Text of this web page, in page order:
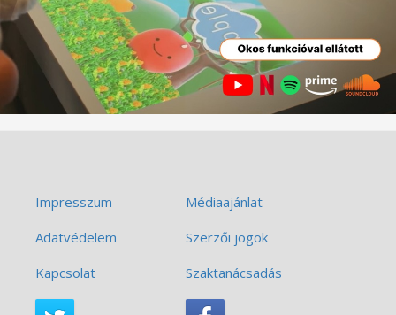
Impresszum
Médiaajánlat
Adatvédelem
Szerzői jogok
Kapcsolat
Szaktanácsadás